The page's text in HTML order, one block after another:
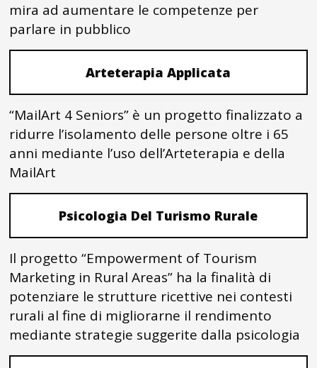
mira ad aumentare le competenze per
parlare in pubblico
Arteterapia Applicata
“MailArt 4 Seniors” è un progetto finalizzato a
ridurre l’isolamento delle persone oltre i 65
anni mediante l’uso dell’Arteterapia e della
MailArt
Psicologia Del Turismo Rurale
Il progetto “Empowerment of Tourism
Marketing in Rural Areas” ha la finalità di
potenziare le strutture ricettive nei contesti
rurali al fine di migliorarne il rendimento
mediante strategie suggerite dalla psicologia